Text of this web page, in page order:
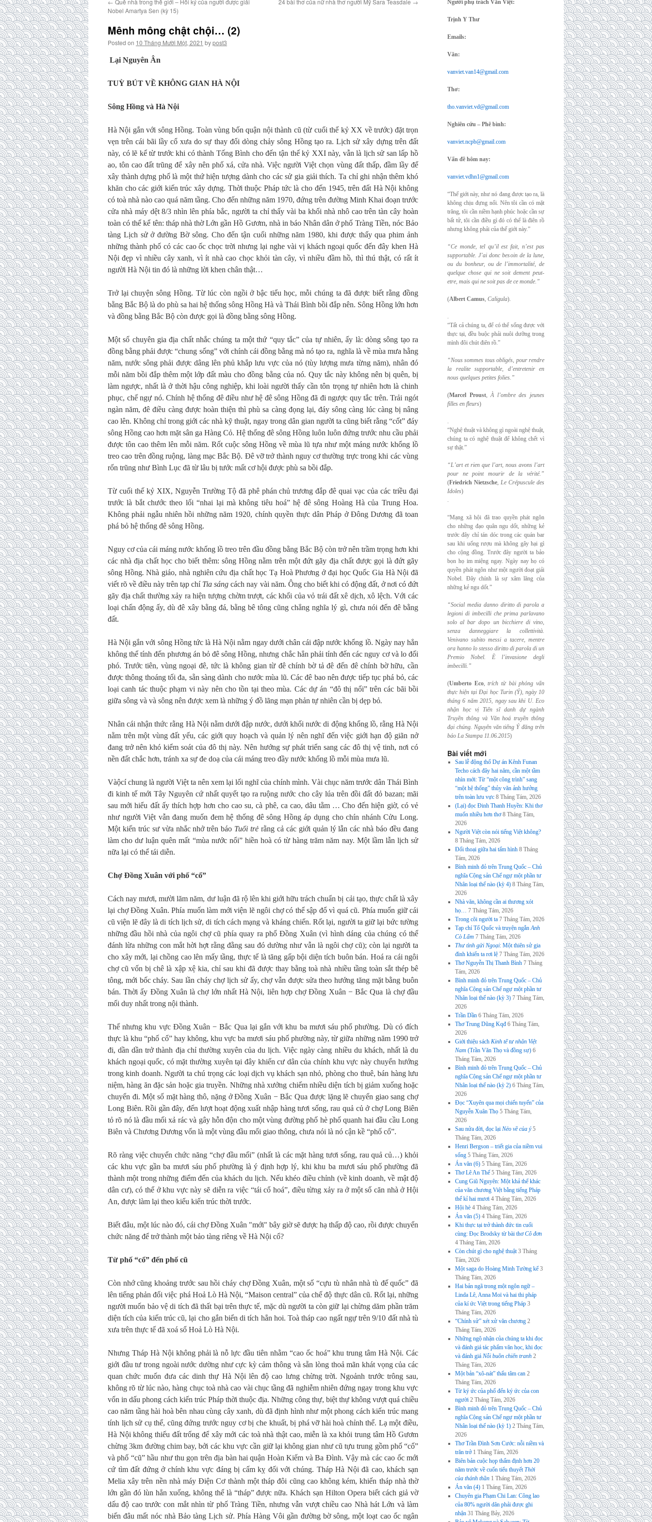
← Quê nhà trong thế giới – Hồi ký của người được giải
Nobel Amartya Sen (kỳ 15)
24 bài thơ của nữ nhà thơ người Mỹ Sara Teasdale →
Mênh mông chật chội… (2)
Posted on 10 Tháng Mười Một, 2021 bypost3
Lại Nguyên Ân
TUỲ BÚT VỀ KHÔNG GIAN HÀ NỘI
Sông Hồng và Hà Nội
Hà Nội gắn với sông Hồng. Toàn vùng bốn quận nội thành cũ (từ cuối thế kỷ XX về trước) đặt trọn
vẹn trên cái bãi lầy cổ xưa do sự thay đổi dòng chảy sông Hồng tạo ra. Lịch sử xây dựng trên đất
này, có lẽ kể từ trước khi có thành Tống Bình cho đến tận thế kỷ XXI này, vẫn là lịch sử san lấp hồ
ao, tôn cao đất trũng để xây nên phố xá, cửa nhà. Việc người Việt chọn vùng đất thấp, đầm lầy để
xây thành dựng phố là một thứ hiện tượng dành cho các sử gia giải thích. Ta chỉ ghi nhận thêm khó
khăn cho các giới kiến trúc xây dựng. Thời thuộc Pháp tức là cho đến 1945, trên đất Hà Nội không
có toà nhà nào cao quá năm tầng. Cho đến những năm 1970, đứng trên đường Minh Khai đoạn trước
cửa nhà máy dệt 8/3 nhìn lên phía bắc, người ta chỉ thấy vài ba khối nhà nhô cao trên tàn cây hoàn
toàn có thể kể tên: tháp nhà thờ Lớn gần Hồ Gươm, nhà in báo Nhân dân ở phố Tràng Tiền, nóc Bảo
tàng Lịch sử ở đường Bờ sông. Cho đến tận cuối những năm 1980, khi được thấy qua phim ảnh
những thành phố có các cao ốc chọc trời nhưng lại nghe vài vị khách ngoại quốc đến đây khen Hà
Nội đẹp vì nhiều cây xanh, vì ít nhà cao chọc khỏi tàn cây, vì nhiều đầm hồ, thì thú thật, có rất ít
người Hà Nội tin đó là những lời khen chân thật…
Trở lại chuyện sông Hồng. Từ lúc còn ngồi ở bậc tiểu học, mỗi chúng ta đã được biết rằng đồng
bằng Bắc Bộ là do phù sa hai hệ thống sông Hồng Hà và Thái Bình bồi đắp nên. Sông Hồng lớn hơn
và đồng bằng Bắc Bộ còn được gọi là đồng bằng sông Hồng.
Một số chuyên gia địa chất nhắc chúng ta một thứ “quy tắc” của tự nhiên, ấy là: dòng sông tạo ra
đồng bằng phải được “chung sống” với chính cái đồng bằng mà nó tạo ra, nghĩa là về mùa mưa hằng
năm, nước sông phải được dâng lên phủ khắp lưu vực của nó (tùy lượng mưa từng năm), nhân đó
mỗi năm bồi đắp thêm một lớp đất màu cho đồng bằng của nó. Quy tắc này không nên bị quên, bị
làm ngược, nhất là ở thời hậu công nghiệp, khi loài người thấy cần tôn trọng tự nhiên hơn là chinh
phục, chế ngự nó. Chính hệ thống đê điều như hệ đê sông Hồng đã đi ngược quy tắc trên. Trải ngót
ngàn năm, đê điều càng được hoàn thiện thì phù sa càng đọng lại, đáy sông càng lúc càng bị nâng
cao lên. Không chỉ trong giới các nhà kỹ thuật, ngay trong dân gian người ta cũng biết rằng “cốt” đáy
sông Hồng cao hơn mặt sân ga Hàng Cỏ. Hệ thống đê sông Hồng luôn luôn đứng trước nhu cầu phải
được tôn cao thêm lên mỗi năm. Rốt cuộc sông Hồng về mùa lũ tựa như một máng nước khổng lồ
treo cao trên đồng ruộng, làng mạc Bắc Bộ. Đê vỡ trở thành nguy cơ thường trực trong khi các vùng
rốn trũng như Bình Lục đã từ lâu bị tước mất cơ hội được phù sa bồi đắp.
Từ cuối thế kỷ XIX, Nguyễn Trường Tộ đã phê phán chủ trương đắp đê quai vạc của các triều đại
trước là bắt chước theo lối “nhai lại mà không tiêu hoá” hệ đê sông Hoàng Hà của Trung Hoa.
Không phải ngẫu nhiên hồi những năm 1920, chính quyền thực dân Pháp ở Đông Dương đã toan
phá bỏ hệ thống đê sông Hồng.
Nguy cơ của cái máng nước khổng lồ treo trên đầu đồng bằng Bắc Bộ còn trở nên trầm trọng hơn khi
các nhà địa chất học cho biết thêm: sông Hồng nằm trên một đứt gãy địa chất được gọi là đứt gãy
sông Hồng.Nhà giáo, nhà nghiên cứu địa chất học Tạ Hoà Phương ở đại học Quốc Gia Hà Nội đã
viết rõ về điều này trên tạp chí Tia sángcách nay vài năm. Ông cho biết khi có động đất, ở nơi có đứt
gãy địa chất thường xảy ra hiện tượng chờm trượt, các khối của vỏ trái đất xê dịch, xô lệch. Với các
loại chấn động ấy, dù đê xây bằng đá, bằng bê tông cũng chẳng nghĩa lý gì, chưa nói đến đê bằng
đất.
Hà Nội gắn với sông Hồng tức là Hà Nội nằm ngay dưới chân cái đập nước khổng lồ. Ngày nay hẳn
không thể tính đến phương án bỏ đê sông Hồng, nhưng chắc hẳn phải tính đến các nguy cơ và lo đối
phó. Trước tiên, vùng ngoại đê, tức là không gian từ đê chính bờ tả đê đến đê chính bờ hữu, cần
được thông thoáng tối đa, sẵn sàng dành cho nước mùa lũ. Các đê bao nên được tiếp tục phá bỏ, các
loại canh tác thuộc phạm vi này nên cho tồn tại theo mùa. Các dự án “đô thị nổi” trên các bãi bồi
giữa sông và và sông nên được xem là những ý đồ lãng mạn phản tự nhiên cần bị dẹp bỏ.
Nhân cái nhận thức rằng Hà Nội nằm dưới đập nước, dưới khối nước di động khổng lồ, rằng Hà Nội
nằm trên một vùng đất yếu, các giới quy hoạch và quản lý nên nghĩ đến việc giới hạn độ giãn nở
đang trở nên khó kiểm soát của đô thị này. Nên hướng sự phát triển sang các đô thị vệ tinh, nơi có
nền đất chắc hơn, tránh xa sự đe doạ của cái máng treo đầy nước khổng lồ mỗi mùa mưa lũ.
Vàộcí chung là người Việt ta nên xem lại lối nghĩ của chính mình. Vài chục năm trước dân Thái Bình
đi kinh tế mới Tây Nguyên cứ nhất quyết tạo ra ruộng nước cho cây lúa trên đồi đất đỏ bazan; mãi
sau mới hiểu đất ấy thích hợp hơn cho cao su, cà phê, ca cao, dâu tằm … Cho đến hiện giờ, có vẻ
như người Việt vẫn đang muốn đem hệ thống đê sông Hồng áp dụng cho chín nhánh Cửu Long.
Một kiến trúc sư vừa nhắc nhở trên báo Tuổi trẻ rằng cả các giới quản lý lẫn các nhà báo đều đang
làm cho dư luận quên mất “mùa nước nổi” hiền hoà có từ hàng trăm năm nay. Một lầm lẫn lịch sử
nữa lại có thể tái diễn.
Chợ Đồng Xuân với phố “cổ”
Cách nay mươi, mười lăm năm, dư luận đã rộ lên khi giới hữu trách chuẩn bị cải tạo, thực chất là xây
lại chợ Đồng Xuân. Phía muốn làm mới viện lẽ ngôi chợ có thể sập đổ vì quá cũ. Phía muốn giữ cái
cũ viện lẽ đây là di tích lịch sử, di tích cách mạng và kháng chiến. Rốt lại, người ta giữ lại bức tường
những đầu hồi nhà của ngôi chợ cũ phía quay ra phố Đồng Xuân (vì hình dáng của chúng có thể
đánh lừa những con mắt hời hợt rằng đằng sau đó dường như vẫn là ngôi chợ cũ); còn lại người ta
cho xây mới, lại chồng cao lên mấy tầng, thực tế là tăng gấp bội diện tích buôn bán. Hoá ra cái ngôi
chợ cũ vốn bị chê là xập xệ kia, chỉ sau khi đã được thay bằng toà nhà nhiều tầng toàn sắt thép bê
tông, mới bốc cháy. Sau lần cháy chợ lịch sử ấy, chợ vẫn được sửa theo hướng tăng mặt bằng buôn
bán. Thời ấy Đồng Xuân là chợ lớn nhất Hà Nội, liên hợp chợ Đồng Xuân − Bắc Qua là chợ đầu
mối duy nhất trong nội thành.
Thế nhưng khu vực Đồng Xuân − Bắc Qua lại gắn với khu ba mươi sáu phố phường. Dù có đích
thực là khu “phố cổ” hay không, khu vực ba mươi sáu phố phường này, từ giữa những năm 1990 trở
đi, dần dần trở thành địa chỉ thường xuyên của du lịch. Việc ngày càng nhiều du khách, nhất là du
khách ngoại quốc, có mặt thường xuyên tại đây khiến cư dân của chính khu vực này chuyển hướng
trong kinh doanh. Người ta chú trọng các loại dịch vụ khách sạn nhỏ, phòng cho thuê, bán hàng lưu
niệm, hàng ăn đặc sản hoặc gia truyền. Những nhà xưởng chiếm nhiều diện tích bị giảm xuống hoặc
chuyển đi. Một số mặt hàng thô, nặng ở Đồng Xuân − Bắc Qua được lặng lẽ chuyển giao sang chợ
Long Biên. Rồi gần đây, đến lượt hoạt động xuất nhập hàng tươi sống, rau quả củ ở chợ Long Biên
tỏ rõ nó là đầu mối xả rác và gây hỗn độn cho một vùng đường phố hè phố quanh hai đầu cầu Long
Biên và Chương Dương vốn là một vùng đầu mối giao thông, chưa nói là nó cận kề “phố cổ”.
Rõ ràng việc chuyển chức năng “chợ đầu mối” (nhất là các mặt hàng tươi sống, rau quả củ…) khỏi
các khu vực gần ba mươi sáu phố phường là ý định hợp lý, khi khu ba mươi sáu phố phường đã
thành một trong những điểm đến của khách du lịch. Nếu khéo điều chỉnh (về kinh doanh, về mật độ
dân cư), có thể ở khu vực này sẽ diễn ra việc “tái cổ hoá”, điều từng xảy ra ở một số căn nhà ở Hội
An, được làm lại theo kiểu kiến trúc thời trước.
Biết đâu, một lúc nào đó, cái chợ Đồng Xuân "mới" bây giờ sẽ được hạ thấp độ cao, rồi được chuyển
chức năng để trở thành một bảo tàng riêng về Hà Nội cổ?
Từ phố “cổ” đến phố cũ
Còn nhớ cũng khoảng trước sau hồi cháy chợ Đồng Xuân, một số “cựu tù nhân nhà tù đế quốc” đã
lên tiếng phản đối việc phá Hoả Lò Hà Nội, “Maison central” của chế độ thực dân cũ. Rốt lại, những
người muốn bảo vệ di tích đã thất bại trên thực tế, mặc dù người ta còn giữ lại chừng dăm phần trăm
diện tích của kiến trúc cũ, lại cho gắn biển di tích hẳn hoi. Toà tháp cao ngất ngự trên 9/10 đất nhà tù
xưa trên thực tế đã xoá sổ Hoả Lò Hà Nội.
Nhưng Tháp Hà Nội không phải là nỗ lực đầu tiên nhằm “cao ốc hoá” khu trung tâm Hà Nội. Các
giới đầu tư trong ngoài nước dường như cực kỳ cảm thông và sẵn lòng thoả mãn khát vọng của các
quan chức muốn đưa các dinh thự Hà Nội lên độ cao lưng chừng trời. Ngoảnh trước trông sau,
không rõ từ lúc nào, hàng chục toà nhà cao vài chục tầng đã nghiễm nhiên đứng ngay trong khu vực
vốn in dấu phong cách kiến trúc Pháp thời thuộc địa. Những công thự, biệt thự không vượt quá chiều
cao năm tầng hài hoà bên nhau cùng cây xanh, dù đã định hình như một phong cách kiến trúc mang
tính lịch sử cụ thể, cũng đứng trước nguy cơ bị che khuất, bị phá vỡ hài hoà chỉnh thể. Lạ một điều,
Hà Nội không thiếu đất trống để xây mới các toà nhà thật cao, miễn là xa khỏi trung tâm Hồ Gươm
chừng 3km đường chim bay, bởi các khu vực cần giữ lại không gian như cũ tựu trung gồm phố “cổ”
và phố “cũ” hầu như thu gọn trên địa bàn hai quận Hoàn Kiếm và Ba Đình. Vậy mà các cao ốc mới
cứ tìm đất đứng ở chính khu vực đáng bị cấm kỵ đối với chúng. Tháp Hà Nội đã cao, khách sạn
Melia xây trên nền nhà máy Điện Cơ thành một tháp đôi cũng cao không kém, khiến tháp nhà thờ
lớn gần đó lùn hẳn xuống, không thể là “tháp” được nữa. Khách sạn Hilton Opera biết cách giả vờ
dấu độ cao trước con mắt nhìn từ phố Tràng Tiền, nhưng vẫn vượt chiều cao Nhà hát Lớn và làm
biến đâu mất nóc nhà Bảo tàng Lịch sử. Phía Hàng Vôi gần đường bờ sông, một loạt cao ốc ngân
Người phụ trách Văn Việt:
Trịnh Y Thư
Emails:
Văn:
vanviet.van14@gmail.com
Thơ:
tho.vanviet.vd@gmail.com
Nghiên cứu – Phê bình:
vanviet.ncpb@gmail.com
Vấn đề hôm nay:
vanviet.vdhn1@gmail.com
“Thế giới này, như nó đang được tạo ra, là
không chịu đựng nổi. Nên tôi cần có mặt
trăng, tôi cần niềm hạnh phúc hoặc cần sự
bất tử, tôi cần điều gì đó có thể là điên rồ
nhưng không phải của thế giới này.”
“Ce monde, tel qu’il est fait, n’est pas
supportable. J’ai donc besoin de la lune,
ou du bonheur, ou de l’immortalité, de
quelque chose qui ne soit dement peut-
etre, mais qui ne soit pas de ce monde.”
(Albert Camus, Caligula).
.
“Tất cả chúng ta, để có thể sống được với
thực tại, đều buộc phải nuôi dưỡng trong
mình đôi chút điên rồ.”
“Nous sommes tous obligés, pour rendre
la realite supportable, d’entretenir en
nous quelques petites folies.”
(Marcel Proust,À l’ombre des jeunes
filles en fleurs)
.
“Nghệ thuật và không gì ngoài nghệ thuật,
chúng ta có nghệ thuật để không chết vì
sự thật.”
“L’art et rien que l’art, nous avons l’art
pour ne point mourir de la vérité.”
(Friedrich Nietzsche, Le Crépuscule des
Idoles)
.
“Mạng xã hội đã trao quyền phát ngôn
cho những đạo quân ngu dốt, những kẻ
trước đây chỉ tán dóc trong các quán bar
sau khi uống rượu mà không gây hại gì
cho cộng đồng. Trước đây người ta bảo
bọn họ im miệng ngay. Ngày nay họ có
quyền phát ngôn như một người đoạt giải
Nobel. Đây chính là sự xâm lăng của
những kẻ ngu dốt.”
“Social media danno diritto di parola a
legioni di imbecilli che prima parlavano
solo albar dopo un bicchiere di vino,
senza danneggiare la collettività.
Venivano subito messi a tacere, mentre
ora hanno lo stesso diritto di parola di un
Premio Nobel. È l’invasione degli
imbecilli.”
(Umberto Eco,trích từ bài phỏng vấn
thực hiện tại Đại học Turin (Ý), ngày 10
tháng 6 năm 2015, ngay sau khi U. Eco
nhận học vị Tiến sĩ danh dự ngành
Truyền thông và Văn hoá truyền thông
đại chúng. Nguyên văn tiếng Ý đăng trên
báo La Stampa 11.06.2015)
Bài viết mới
Sau lễ động thổ Dự án Kênh Funan
Techo cách đây hai năm, cần một tầm
nhìn mới: Từ “một công trình” sang
“một hệ thống” thủy văn ảnh hưởng
trên toàn lưu vực 8 Tháng Tám, 2026
(Lại) đọc Đinh Thanh Huyền: Khi thơ
muốn nhiều hơn thơ 8 Tháng Tám,
2026
Người Việt còn nói tiếng Việt không?
8 Tháng Tám, 2026
Đối thoại giữa hai tấm hình 8 Tháng
Tám, 2026
Bình minh đỏ trên Trung Quốc – Chủ
nghĩa Cộng sản Chế ngự một phần tư
Nhân loại thế nào (kỳ 4) 8 Tháng Tám,
2026
Nhà văn, không cần ai thương xót
họ… 7 Tháng Tám, 2026
Trong cõi người ta 7 Tháng Tám, 2026
Tạp chí Tổ Quốc và truyện ngắnAnh
Cò Lấm 7 Tháng Tám, 2026
Thư tình gửi Ngoại: Một thiên sử gia
đình khiến ta rơi lệ 7 Tháng Tám, 2026
Thơ Nguyễn Thị Thanh Bình 7 Tháng
Tám, 2026
Bình minh đỏ trên Trung Quốc – Chủ
nghĩa Cộng sản Chế ngự một phần tư
Nhân loại thế nào (kỳ 3) 7 Tháng Tám,
2026
Trần Dần 6 Tháng Tám, 2026
Thơ Trung Dũng Kqđ 6 Tháng Tám,
2026
Giới thiệu sách Kinh tế tư nhân Việt
Nam (Trần Văn Thọ và đồng sự) 6
Tháng Tám, 2026
Bình minh đỏ trên Trung Quốc – Chủ
nghĩa Cộng sản Chế ngự một phần tư
Nhân loại thế nào (kỳ 2) 6 Tháng Tám,
2026
Đọc “Xuyên qua mọi chiến tuyến” của
Nguyễn Xuân Thọ 5 Tháng Tám,
2026
Sau nửa đời, đọc lại Nẻo về của ý 5
Tháng Tám, 2026
Henri Bergson – triết gia của niềm vui
sống 5 Tháng Tám, 2026
Án văn (6) 5 Tháng Tám, 2026
Thơ Lê An Thế 5 Tháng Tám, 2026
Cung Giũ Nguyên: Một khả thể khác
của văn chương Việt bằng tiếng Pháp
thế kỉ hai mươi 4 Tháng Tám, 2026
Hội hè 4 Tháng Tám, 2026
Án văn (5) 4 Tháng Tám, 2026
Khi thực tại trở thành đức tin cuối
cùng: Đọc Brodsky từ bài thơCô đơn
4 Tháng Tám, 2026
Còn chút gì cho nghệ thuật 3 Tháng
Tám, 2026
Một saga do Hoàng Minh Tường kể 3
Tháng Tám, 2026
Hai bản ngã trong một ngôn ngữ –
Linda Lê, Anna Moï và hai thi pháp
của kí ức Việt trong tiếng Pháp 3
Tháng Tám, 2026
“Chính sử” xét xử văn chương 2
Tháng Tám, 2026
Những ngộ nhận của chúng ta khi đọc
và đánh giá tác phẩm văn học, khi đọc
và đánh giá Nỗi buồn chiến tranh 2
Tháng Tám, 2026
Một bản “xô-nát” thấu tâm can 2
Tháng Tám, 2026
Từ ký ức của phố đến ký ức của con
người 2 Tháng Tám, 2026
Bình minh đỏ trên Trung Quốc – Chủ
nghĩa Cộng sản Chế ngự một phần tư
Nhân loại thế nào (kỳ 1) 2 Tháng Tám,
2026
Thơ Trần Đình Sơn Cước: nỗi niềm và
trăn trở 1 Tháng Tám, 2026
Biên bản cuộc họp thẩm định hơn 20
năm trước về cuốn tiểu thuyếtThời
của thánh thần 1 Tháng Tám, 2026
Án văn (4) 1 Tháng Tám, 2026
Chuyên gia Phạm Chi Lan: Công lao
của 80% người dân phải được ghi
nhận 31 Tháng Bảy, 2026